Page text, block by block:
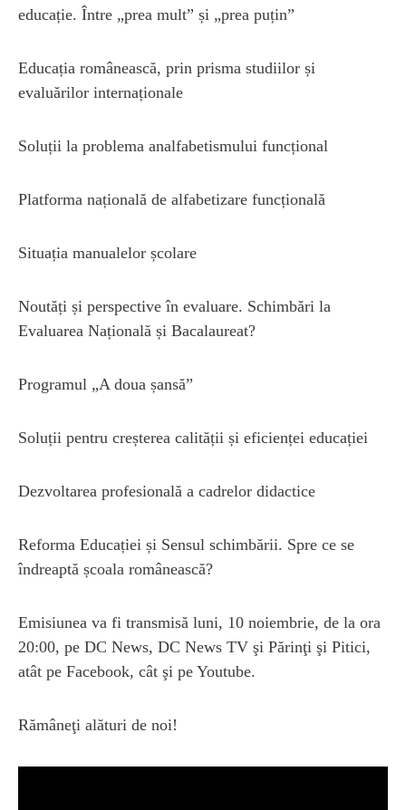
educație. Între „prea mult” și „prea puțin”
Educația românească, prin prisma studiilor și
evaluărilor internaționale
Soluții la problema analfabetismului funcțional
Platforma națională de alfabetizare funcțională
Situația manualelor școlare
Noutăți și perspective în evaluare. Schimbări la
Evaluarea Națională și Bacalaureat?
Programul „A doua șansă”
Soluții pentru creșterea calității și eficienței educației
Dezvoltarea profesională a cadrelor didactice
Reforma Educației și Sensul schimbării. Spre ce se
îndreaptă școala românească?
Emisiunea va fi transmisă luni, 10 noiembrie, de la ora
20:00, pe DC News, DC News TV şi Părinţi şi Pitici,
atât pe Facebook, cât şi pe Youtube.
Rămâneţi alături de noi!